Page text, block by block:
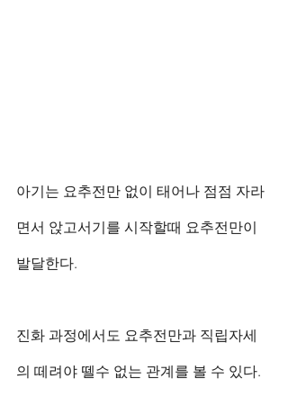
아기는 요추전만 없이 태어나 점점 자라
면서 앉고서기를 시작할때 요추전만이
발달한다.
진화 과정에서도 요추전만과 직립자세
의 떼려야 뗄수 없는 관계를 볼 수 있다.